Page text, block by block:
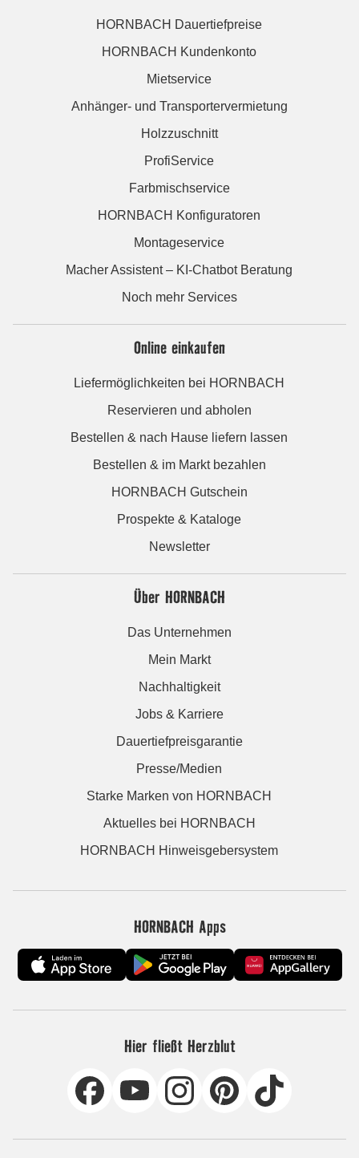
HORNBACH Dauertiefpreise
HORNBACH Kundenkonto
Mietservice
Anhänger- und Transportervermietung
Holzzuschnitt
ProfiService
Farbmischservice
HORNBACH Konfiguratoren
Montageservice
Macher Assistent – KI-Chatbot Beratung
Noch mehr Services
Online einkaufen
Liefermöglichkeiten bei HORNBACH
Reservieren und abholen
Bestellen & nach Hause liefern lassen
Bestellen & im Markt bezahlen
HORNBACH Gutschein
Prospekte & Kataloge
Newsletter
Über HORNBACH
Das Unternehmen
Mein Markt
Nachhaltigkeit
Jobs & Karriere
Dauertiefpreisgarantie
Presse/Medien
Starke Marken von HORNBACH
Aktuelles bei HORNBACH
HORNBACH Hinweisgebersystem
HORNBACH Apps
Hier fließt Herzblut